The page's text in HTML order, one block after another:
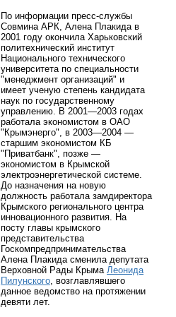
По информации пресс-службы
Совмина АРК, Алена Плакида в
2001 году окончила Харьковский
политехнический институт
Национального технического
университета по специальности
"менеджмент организаций" и
имеет ученую степень кандидата
наук по государственному
управлению. В 2001—2003 годах
работала экономистом в ОАО
"Крымэнерго", в 2003—2004 —
старшим экономистом КБ
"Приватбанк", позже —
экономистом в Крымской
электроэнергетической системе.
До назначения на новую
должность работала замдиректора
Крымского регионального центра
инновационного развития. На
посту главы крымского
представительства
Госкомпредпринимательства
Алена Плакида сменила депутата
Верховной Рады Крыма Леонида
Пилунского , возглавлявшего
данное ведомство на протяжении
девяти лет.